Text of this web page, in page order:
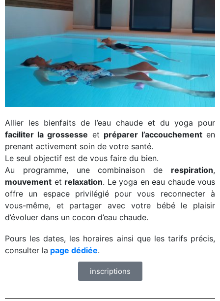
Allier les bienfaits de l’eau chaude et du yoga pour
faciliter la grossesse et préparer l’accouchementen
prenant activement soin de votre santé.
Le seul objectif est de vous faire du bien.
Au programme, une combinaison de respiration,
mouvement et relaxation. Le yoga en eau chaude vous
offre un espace privilégié pour vous reconnecter à
vous-même, et partager avec votre bébé le plaisir
d’évoluer dans un cocon d’eau chaude.
Pours les dates, les horaires ainsi que les tarifs précis,
consulter la page dédiée.
inscriptions